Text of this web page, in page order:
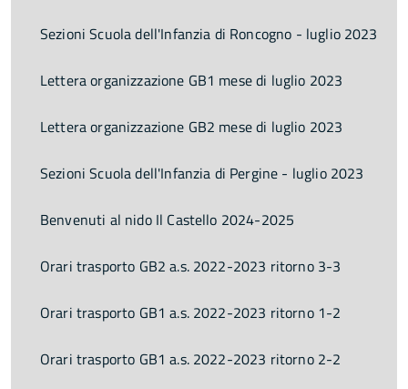
Sezioni Scuola dell'Infanzia di Roncogno - luglio 2023
Lettera organizzazione GB1 mese di luglio 2023
Lettera organizzazione GB2 mese di luglio 2023
Sezioni Scuola dell'Infanzia di Pergine - luglio 2023
Benvenuti al nido Il Castello 2024-2025
Orari trasporto GB2 a.s. 2022-2023 ritorno 3-3
Orari trasporto GB1 a.s. 2022-2023 ritorno 1-2
Orari trasporto GB1 a.s. 2022-2023 ritorno 2-2